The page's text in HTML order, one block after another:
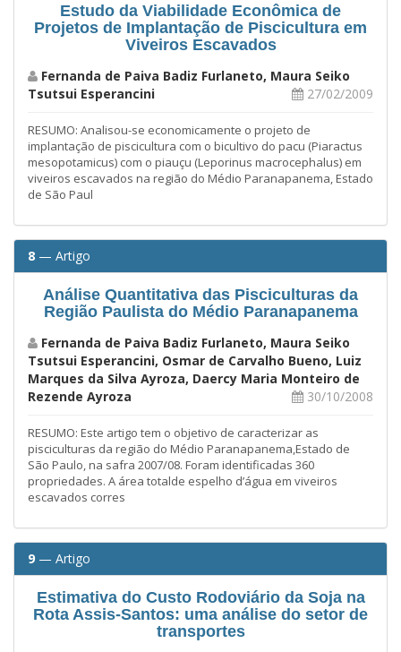
Estudo da Viabilidade Econômica de
Projetos de Implantação de Piscicultura em
Viveiros Escavados
Fernanda de Paiva Badiz Furlaneto, Maura Seiko
Tsutsui Esperancini
27/02/2009
RESUMO: Analisou-se economicamente o projeto de
implantação de piscicultura com o bicultivo do pacu (Piaractus
mesopotamicus) com o piauçu (Leporinus macrocephalus) em
viveiros escavados na região do Médio Paranapanema, Estado
de São Paul
8 — Artigo
Análise Quantitativa das Pisciculturas da
Região Paulista do Médio Paranapanema
Fernanda de Paiva Badiz Furlaneto, Maura Seiko
Tsutsui Esperancini, Osmar de Carvalho Bueno, Luiz
Marques da Silva Ayroza, Daercy Maria Monteiro de
Rezende Ayroza
30/10/2008
RESUMO: Este artigo tem o objetivo de caracterizar as
pisciculturas da região do Médio Paranapanema,Estado de
São Paulo, na safra 2007/08. Foram identificadas 360
propriedades. A área totalde espelho d’água em viveiros
escavados corres
9 — Artigo
Estimativa do Custo Rodoviário da Soja na
Rota Assis-Santos: uma análise do setor de
transportes